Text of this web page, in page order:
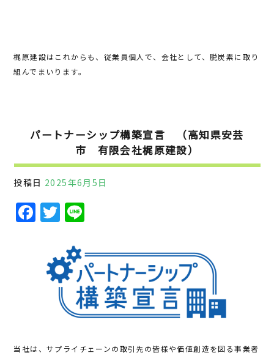
梶原建設はこれからも、従業員個人で、会社として、脱炭素に取り
組んでまいります。
パートナーシップ構築宣言 （高知県安芸
市 有限会社梶原建設）
投稿日 2025年6月5日
F
a
e
k
T
w
it
te
r
e
当社は、サプライチェーンの取引先の皆様や価値創造を図る事業者